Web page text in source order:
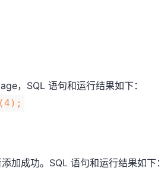
，SQL 语句和运行结果如下：
成功。SQL 语句和运行结果如下：